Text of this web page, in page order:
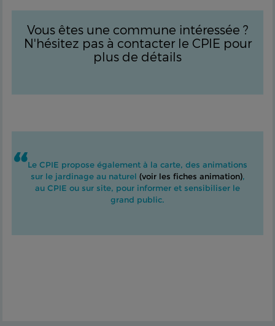
Vous êtes une commune intéressée ?
N'hésitez pas à contacter le CPIE pour
plus de détails
Le CPIE propose également à la carte, des animations
sur le jardinage au naturel (voir les fiches animation),
au CPIE ou sur site, pour informer et sensibiliser le
grand public.